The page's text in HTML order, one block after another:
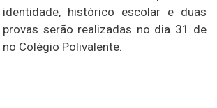
histórico escolar e duas
serão realizadas no dia 31 de
Colégio Polivalente.